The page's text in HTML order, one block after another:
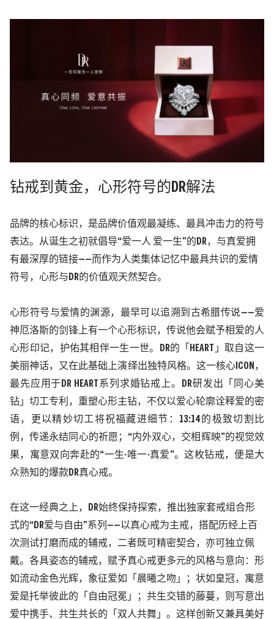
钻戒到黄金，心形符号的 DR解法
品牌的核心标识，是品牌价值观最凝练、最具冲击力的符号
表达。从诞生之初就倡导“爱一人 爱一生” 的DR，与真爱拥
有最深厚的链接——而作为人类集体记忆中最具共识的爱情
符号，心形与DR的价值观天然契合。
心形符号与爱情的渊源，最早可以追溯到古希腊传说——爱
神厄洛斯的剑锋上有一个心形标识，传说他会赋予相爱的人
心形印记，护佑其相伴一生一世。
DR的「HEART」取自这一
美丽神话，又在此基础上演绎出独特风格。这一核心ICON，
最先应用于DR HEART系列求婚钻戒上。DR研发出「同心美
钻」切工专利，重塑心形主钻，不仅以爱心轮廓诠释爱的密
语，更以精妙切工将祝福藏进细节：13:14的极致切割比
例，传递永结同心的祈愿； “内外双心，交相辉映” 的视觉效
果，寓意双向奔赴的“一生·唯一·真爱 ”。这枚钻戒，便是大
众熟知的爆款DR真心戒。
在这一经典之上，
DR始终保持探索，推出独家套戒组合形
式的“ DR爱与自由 ”系列 ——以真心戒为主戒，搭配历经上百
次测试打磨而成的辅戒，二者既可精密契合，亦可独立佩
戴。各具姿态的辅戒，赋予真心戒更多元的风格与意向：形
如流动金色光辉，象征爱如「晨曦之吻」；状如皇冠，寓意
爱是托举彼此的「自由冠冕」；共生交错的藤蔓，则写意出
爱中携手、共生共长的「双人共舞」。这样创新又兼具美好